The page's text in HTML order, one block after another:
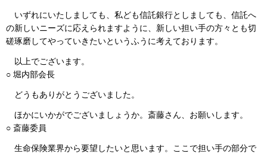
いずれにいたしましても、私ども信託銀行としましても、信託へ
の新しいニーズに応えられますように、新しい担い手の方々とも切
磋琢磨してやっていきたいというふうに考えております。
以上でございます。
○ 堀内部会長
どうもありがとうございました。
ほかにいかがでございましょうか。斎藤さん、お願いします。
○ 斎藤委員
生命保険業界から要望したいと思います。ここで担い手の部分で